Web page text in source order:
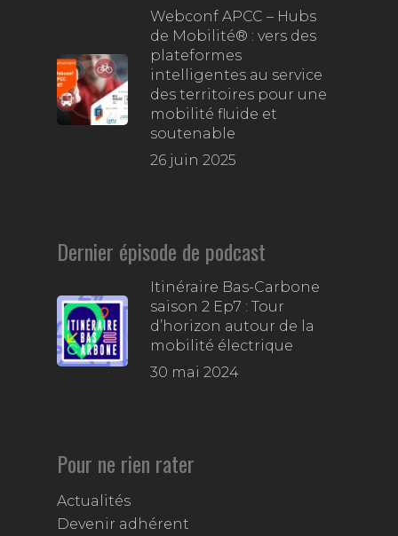
Webconf APCC – Hubs
de Mobilité® : vers des
plateformes
intelligentes au service
des territoires pour une
mobilité fluide et
soutenable
26 juin 2025
Dernier épisode de podcast
Itinéraire Bas-Carbone
saison 2 Ep7 : Tour
d’horizon autour de la
mobilité électrique
30 mai 2024
Pour ne rien rater
Actualités
Devenir adhérent